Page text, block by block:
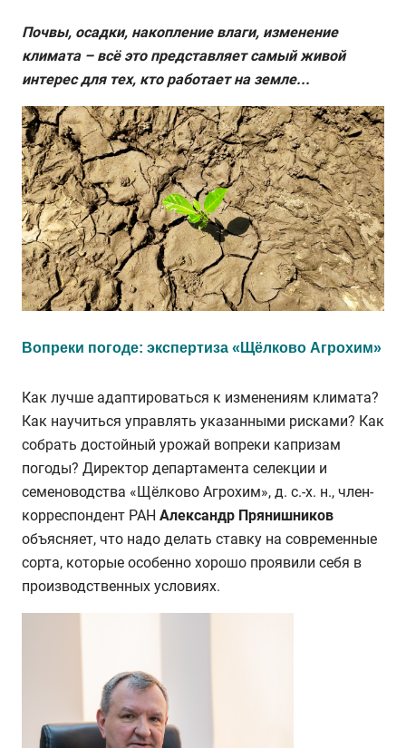
Почвы, осадки, накопление влаги, изменение
климата – всё это представляет самый живой
интерес для тех, кто работает на земле...
Вопреки погоде: экспертиза «Щёлково Агрохим»
Как лучше адаптироваться к изменениям климата?
Как научиться управлять указанными рисками? Как
собрать достойный урожай вопреки капризам
погоды? Директор департамента селекции и
семеноводства «Щёлково Агрохим», д. с.-х. н., член-
корреспондент РАН Александр Прянишников
объясняет, что надо делать ставку на современные
сорта, которые особенно хорошо проявили себя в
производственных условиях.